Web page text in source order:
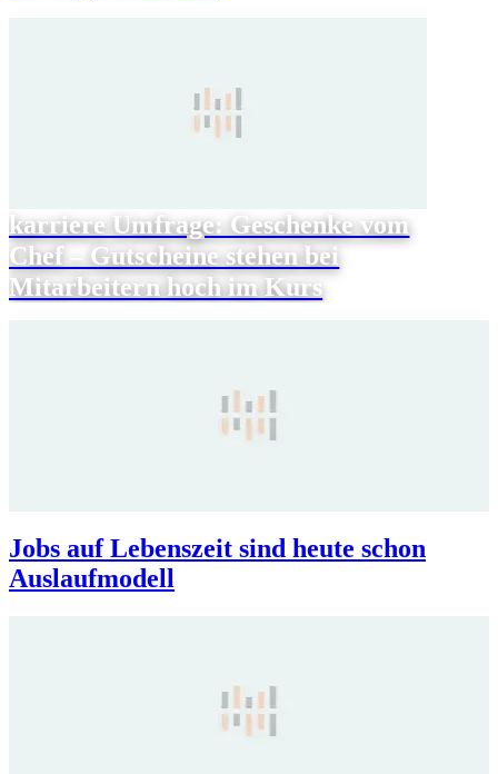
karriere Umfrage: Geschenke vom
Chef – Gutscheine stehen bei
Mitarbeitern hoch im Kurs
Jobs auf Lebenszeit sind heute schon
Auslaufmodell